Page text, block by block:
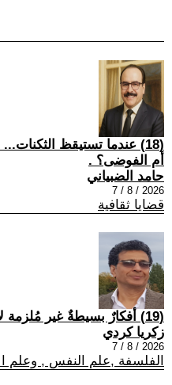
(18) عندما تستيقظ
أم الفوضى؟ .
حامد الضبياني
2026 / 8 / 7
قضايا ثقافية
(19) أفكارٌ بسيطةٌ غير مُلزمة لأحد ..101
زكريا كردي
2026 / 8 / 7
الفلسفة ,علم النفس , وعلم